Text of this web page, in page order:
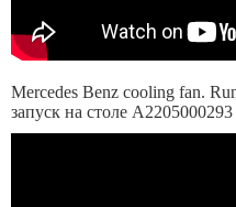
Mercedes Benz cooling fan.
запуск на столе A2205000293